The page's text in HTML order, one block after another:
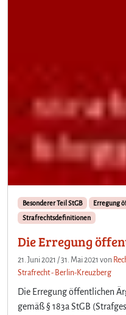
Besonderer Teil StGB
Erregung
Strafrechtsdefinitionen
Die Erregung
21. Juni 2021 /31. Mai 2021 von
Strafrecht - Berlin-Kreuzberg
Die Erregung öffentlichen
gemäß § 183a StGB